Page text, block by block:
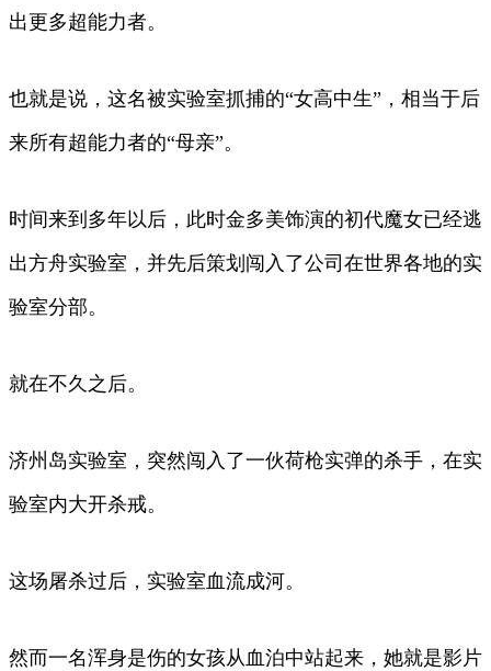
出更多超能力者。
也就是说，这名被实验室抓捕的“女高中生”，相当于后
来所有超能力者的“母亲”。
时间来到多年以后，此时金多美饰演的初代魔女已经逃
出方舟实验室，并先后策划闯入了公司在世界各地的实
验室分部。
就在不久之后。
济州岛实验室，突然闯入了一伙荷枪实弹的杀手，在实
验室内大开杀戒。
这场屠杀过后，实验室血流成河。
然而一名浑身是伤的女孩从血泊中站起来，她就是影片